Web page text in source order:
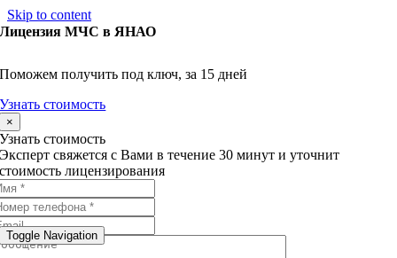
Skip to content
Toggle Navigation
Лицензия МЧС в ЯНАО
Поможем получить под ключ, за 15 дней
Узнать стоимость
×
Узнать стоимость
Эксперт свяжется с Вами в течение 30 минут и уточнит
стоимость лицензирования